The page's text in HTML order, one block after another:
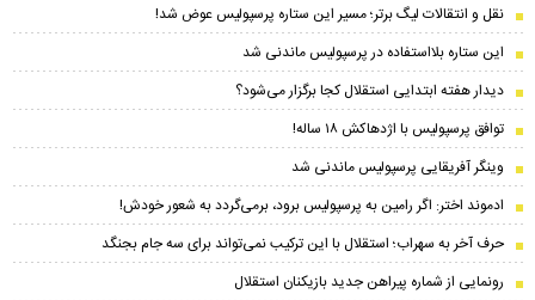
نقل و انتقالات لیگ برتر؛ مسیر این ستاره پرسپولیس عوض شد!
این ستاره بلااستفاده در پرسپولیس ماندنی شد
دیدار هفته ابتدایی استقلال کجا برگزار می‌شود؟
توافق پرسپولیس با اژدهاکش ۱۸ ساله!
وینگر آفریقایی پرسپولیس ماندنی شد
ادموند اختر: اگر رامین به پرسپولیس برود، برمی‌گردد به شعور خودش!
حرف آخر به سهراب؛ استقلال با این ترکیب نمی‌تواند برای سه جام بجنگد
رونمایی از شماره پیراهن جدید بازیکنان استقلال